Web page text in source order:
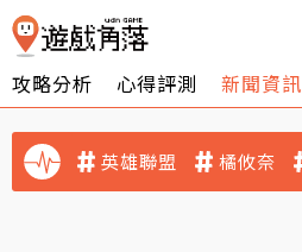
攻略分析 心得評測 新聞資訊
英雄聯盟 橘攸奈